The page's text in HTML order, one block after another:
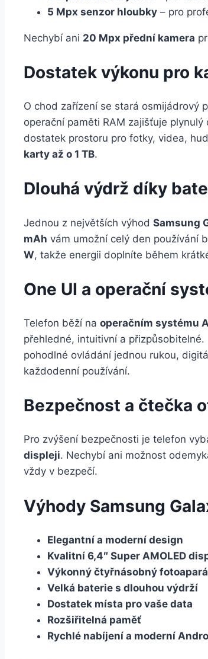
5 Mpx senzor hloubky – pro
Nechybí ani 20 Mpx přední kamera
Dostatek výkonu pro
O chod zařízení se stará osmijádrový
operační paměti RAM zajišťuje
dostatek prostoru pro fotky, videa,
karty až o 1 TB.
Dlouhá výdrž díky
Jednou z největších výhod Samsung
mAh vám umožní celý den používání
W, takže energii doplníte během
One UI a operační
Telefon běží na operačním systému
přehledné, intuitivní a
pohodlné ovládání jednou rukou,
každodenní používání.
Bezpečnost a čtečka
Pro zvýšení bezpečnosti je telefon
displeji. Nechybí ani možnost
vždy v bezpečí.
Výhody Samsung
Elegantní a moderní design
Kvalitní 6,4″ Super AMOLED
Výkonný čtyřnásobný
Velká baterie s dlouhou výdrží
Dostatek místa pro vaše data
Rozšiřitelná paměť
Rychlé nabíjení a moderní